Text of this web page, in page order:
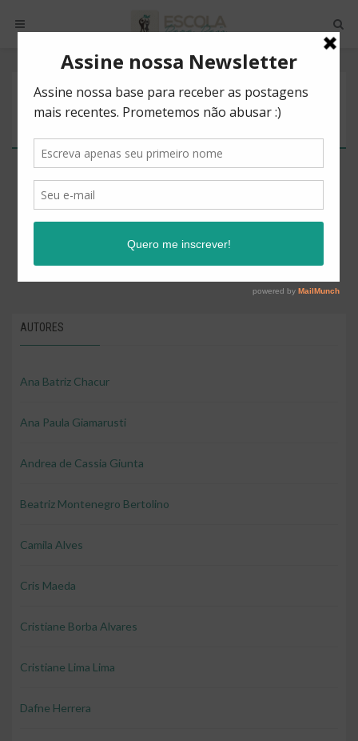
POSTS BY TAG
OPINIÕES
There are no posts to show.
AUTORES
Ana Batriz Chacur
Ana Paula Giamarusti
Andrea de Cassia Giunta
Beatriz Montenegro Bertolino
Camila Alves
Cris Maeda
Cristiane Borba Alvares
Cristiane Lima Lima
Dafne Herrera